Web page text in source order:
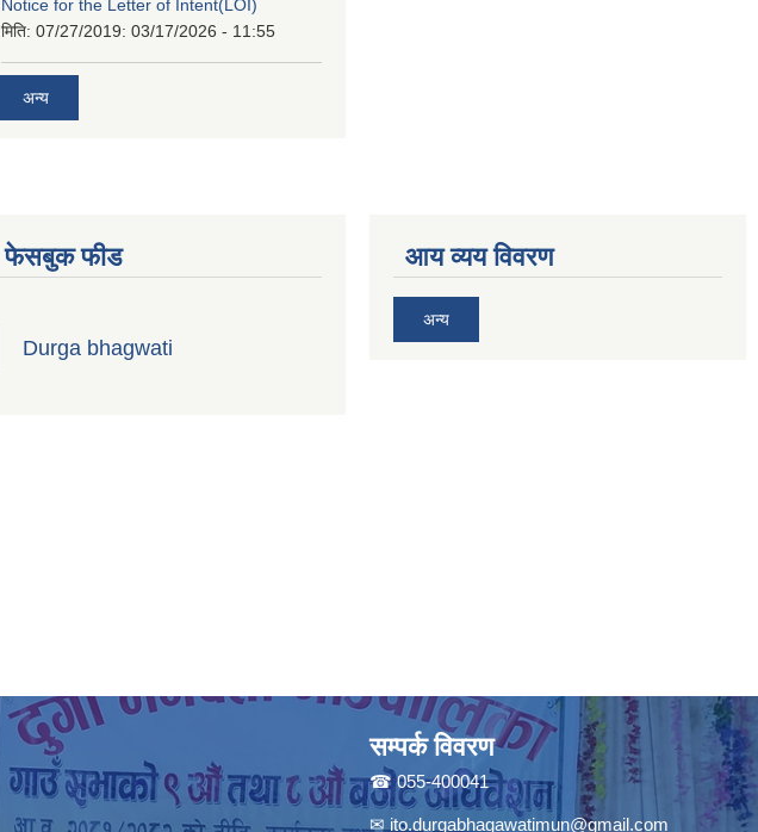
Notice for the Letter of Intent(LOI)
मिति: 07/27/2019: 03/17/2026 - 11:55
अन्य
फेसबुक फीड
Durga bhagwati
आय व्यय विवरण
अन्य
सम्पर्क विवरण
☎ 055-400041
✉ ito.durgabhagawatimun@gmail.com